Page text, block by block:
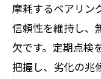
摩耗するベアリン
信頼性を維持し、
欠です。定期点検
把握し、劣化の兆